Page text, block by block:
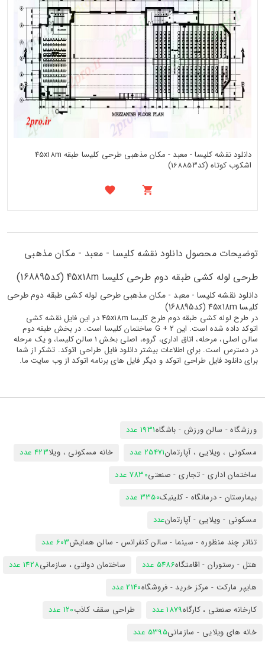
دانلود نقشه کلیسا - معبد - مکان مذهبی طرحی کلیسا طبقه 45x18m
اشکوب کوتاه (کد168853)
توضیحات محصول دانلود نقشه کلیسا - معبد - مکان مذهبی
طرحی لوله کشی طبقه دوم طرحی کلیسا 45x18m (کد168895)
دانلود نقشه کلیسا - معبد - مکان مذهبی طرحی لوله کشی طبقه دوم طرحی
کلیسا 45x18m (کد168895)
در طرح لوله کشی طبقه دوم طرح کلیسا 45x18m در این فایل نقشه کشی
اتوکد داده شده است. این G + 2 ساختمان کلیسا است. در بخش طبقه دوم
سالن اصلی، مرحله، اتاق اداری، گروه، اصلی بخش 1 سالن کلیسا، و یک مرحله
در دسترس است. برای اطلاعات بیشتر دانلود فایل طراحی اتوکد. تشکر از شما
برای دانلود فایل طراحی اتوکد و دیگر فایل های برنامه اتوکد از وب سایت ما.
ورزشگاه - سالن ورزش - باشگاه1931 عدد
مسکونی ، ویلایی ، آپارتمان25471 عدد خانه مسکونی ، ویلا423 عدد
ساختمان اداری - تجاری - صنعتی7830 عدد
بیمارستان - درمانگاه - کلینیک3350 عدد
مسکونی - ویلایی - آپارتمانعدد
تئاتر چند منظوره - سینما - سالن کنفرانس - سالن همایش603 عدد
هتل - رستوران - اقامتگاه5486 عدد ساختمان دولتی ، سازمانی1428 عدد
هایپر مارکت - مرکز خرید - فروشگاه2140 عدد
کارخانه صنعتی ، کارگاه1879 عدد طراحی سقف کاذب120 عدد
خانه های ویلایی - سازمانی5395 عدد